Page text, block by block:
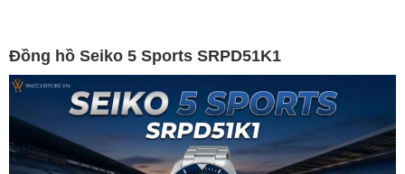
Đồng hồ Seiko 5 Sports SRPD51K1